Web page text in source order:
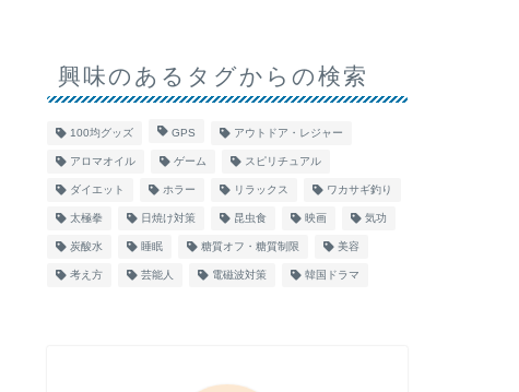
興味のあるタグからの検索
100均グッズ GPS アウトドア・レジャー
アロマオイル ゲーム スピリチュアル
ダイエット ホラー リラックス ワカサギ釣り
太極拳 日焼け対策 昆虫食 映画 気功
炭酸水 睡眠 糖質オフ・糖質制限 美容
考え方 芸能人 電磁波対策 韓国ドラマ